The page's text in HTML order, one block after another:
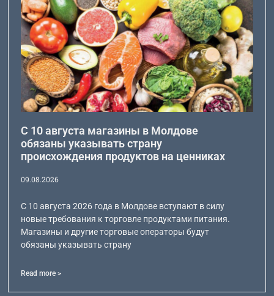
С 10 августа магазины в Молдове
обязаны указывать страну
происхождения продуктов на ценниках
09.08.2026
С 10 августа 2026 года в Молдове вступают в силу
новые требования к торговле продуктами питания.
Магазины и другие торговые операторы будут
обязаны указывать страну
Read more >